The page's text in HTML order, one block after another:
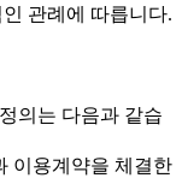
관례에 따릅니다.
의는 다음과 같습
이용계약을 체결한